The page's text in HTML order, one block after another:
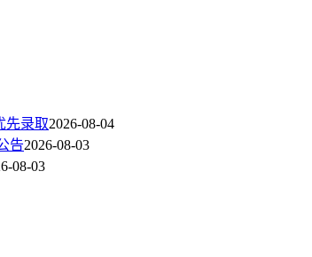
先录取2026-08-04
告2026-08-03
08-03